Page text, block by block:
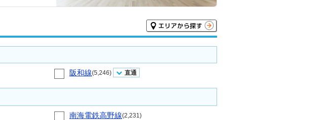
阪和線(5,246) 直通
南海電鉄高野線(2,231)